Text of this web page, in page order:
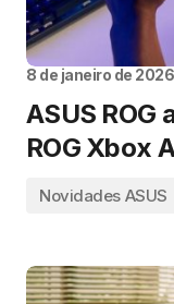
8 de janeiro de 2026
ASUS ROG
ROG Xbox
Novidades ASUS